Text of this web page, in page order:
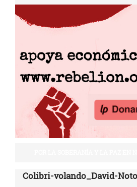
Colibri-volando_David-